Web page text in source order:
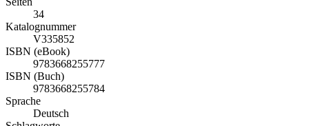
34
Katalognummer
V335852
ISBN (eBook)
9783668255777
ISBN (Buch)
9783668255784
Sprache
Deutsch